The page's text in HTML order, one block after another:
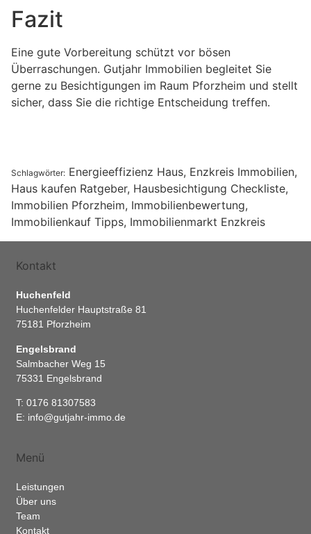
Fazit
Eine gute Vorbereitung schützt vor bösen
Überraschungen. Gutjahr Immobilien begleitet Sie
gerne zu Besichtigungen im Raum Pforzheim und stellt
sicher, dass Sie die richtige Entscheidung treffen.
Schlagwörter: Energieeffizienz Haus, Enzkreis Immobilien,
Haus kaufen Ratgeber, Hausbesichtigung Checkliste,
Immobilien Pforzheim, Immobilienbewertung,
Immobilienkauf Tipps, Immobilienmarkt Enzkreis
Kontakt
Huchenfeld
Huchenfelder Hauptstraße 81
75181 Pforzheim
Engelsbrand
Salmbacher Weg 15
75331 Engelsbrand
T: 0176 81307583
E: info@gutjahr-immo.de
Menü
Leistungen
Über uns
Team
Kontakt